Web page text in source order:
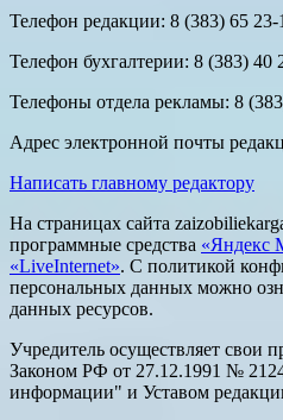
Телефон редакции: 8 (383) 65 23-
Телефон бухгалтерии: 8 (383) 40
Телефоны отдела рекламы: 8
Адрес электронной почты
Написать главному редактору
На страницах сайта
программные средства «Яндекс
«LiveInternet». С политикой
персональных данных можно
данных ресурсов.
Учредитель осуществляет свои
Законом РФ от 27.12.1991 №
информации" и Уставом